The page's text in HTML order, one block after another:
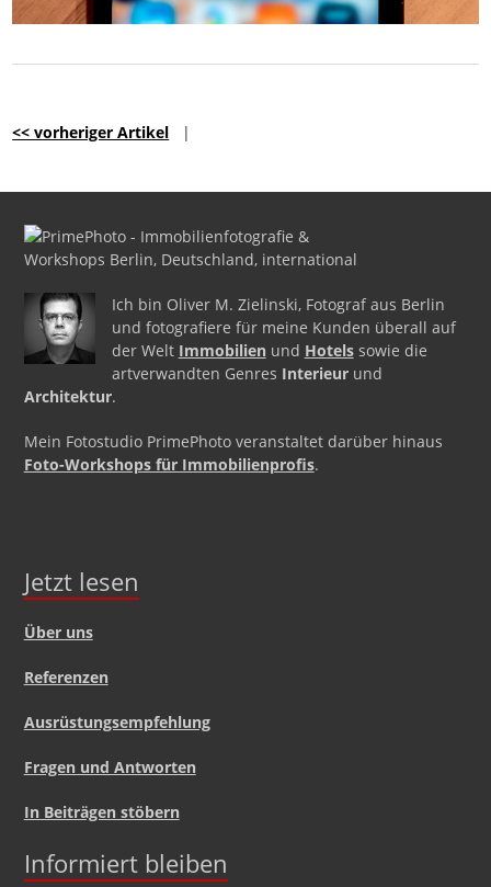
<< vorheriger Artikel |
Ich bin Oliver M. Zielinski, Fotograf aus Berlin
und fotografiere für meine Kunden überall auf
der Welt Immobilienund Hotelssowie die
artverwandten Genres Interieurund
Architektur.
Mein Fotostudio PrimePhoto veranstaltet darüber hinaus
Foto-Workshops für Immobilienprofis.
Jetzt lesen
Über uns
Referenzen
Ausrüstungsempfehlung
Fragen und Antworten
In Beiträgen stöbern
Informiert bleiben